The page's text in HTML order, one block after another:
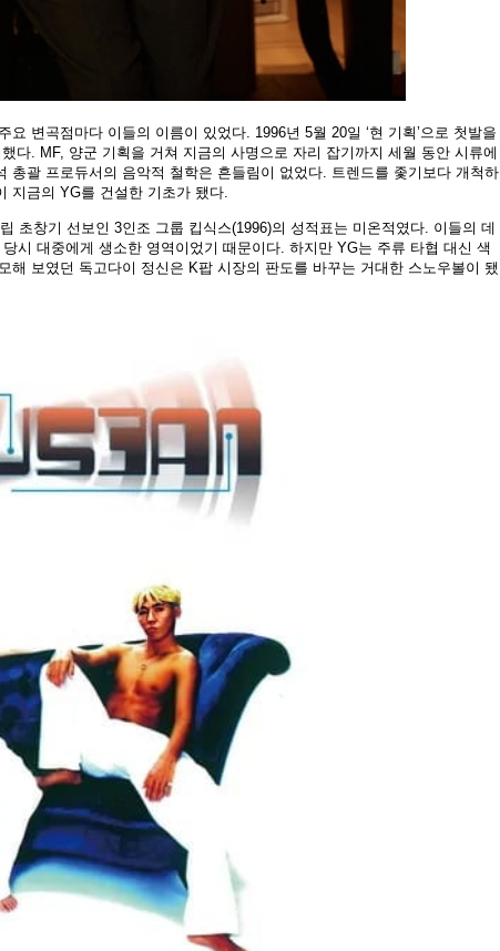
변곡점마다 이들의 이름이 있었다. 1996년 5월 20일 ‘현 기획’으로 첫발을
다. MF, 양군 기획을 거쳐 지금의 사명으로 자리 잡기까지 세월 동안 시류에
총괄 프로듀서의 음악적 철학은 흔들림이 없었다. 트렌드를 좇기보다 개척하
지금의 YG를 건설한 기초가 됐다.
초창기 선보인 3인조 그룹 킵식스(1996)의 성적표는 미온적였다. 이들의 데
시 대중에게 생소한 영역이었기 때문이다. 하지만 YG는 주류 타협 대신 색
해 보였던 독고다이 정신은 K팝 시장의 판도를 바꾸는 거대한 스노우볼이 됐